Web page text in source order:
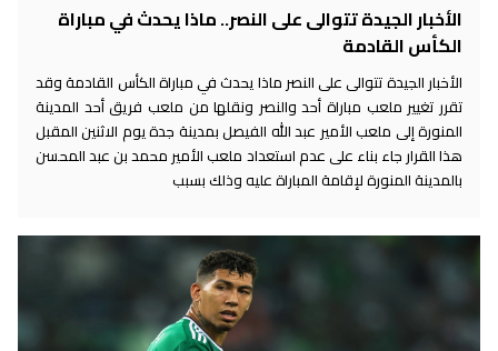
الأخبار الجيدة تتوالى على النصر.. ماذا يحدث في مباراة
الكأس القادمة
الأخبار الجيدة تتوالى على النصر ماذا يحدث في مباراة الكأس القادمة وقد
تقرر تغيير ملعب مباراة أحد والنصر ونقلها من ملعب فريق أحد المدينة
المنورة إلى ملعب الأمير عبد الله الفيصل بمدينة جدة يوم الاثنين المقبل
هذا القرار جاء بناء على عدم استعداد ملعب الأمير محمد بن عبد المحسن
بالمدينة المنورة لإقامة المباراة عليه وذلك بسبب